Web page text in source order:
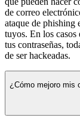
de correo
ataque de phishing
tuyos. En los casos
tus contraseñas,
de ser hackeadas.
¿Cómo mejoro mis